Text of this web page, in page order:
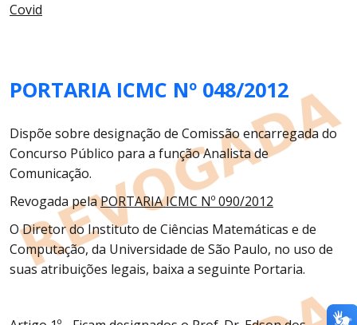
Covid
PORTARIA ICMC Nº 048/2012
Dispõe sobre designação de Comissão encarregada do
Concurso Público para a função Analista de
Comunicação.
Revogada pelaPORTARIA ICMC Nº 090/2012
O Diretor do Instituto de Ciências Matemáticas e de
Computação, da Universidade de São Paulo, no uso de
suas atribuições legais, baixa a seguinte Portaria.